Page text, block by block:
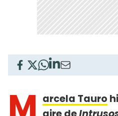
M arcela Tauro